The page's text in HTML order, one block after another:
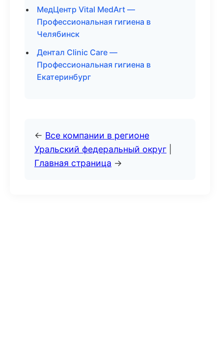
МедЦентр Vital MedArt —
Профессиональная гигиена в
Челябинск
Дентал Clinic Care —
Профессиональная гигиена в
Екатеринбург
← Все компании в регионе
Уральский федеральный округ
Главная страница →